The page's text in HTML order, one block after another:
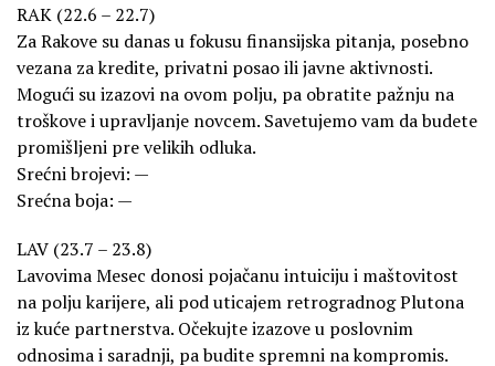
RAK (22.6 – 22.7)
Za Rakove su danas u fokusu finansijska pitanja, posebno
vezana za kredite, privatni posao ili javne aktivnosti.
Mogući su izazovi na ovom polju, pa obratite pažnju na
troškove i upravljanje novcem. Savetujemo vam da budete
promišljeni pre velikih odluka.
Srećni brojevi: —
Srećna boja: —
LAV (23.7 – 23.8)
Lavovima Mesec donosi pojačanu intuiciju i maštovitost
na polju karijere, ali pod uticajem retrogradnog Plutona
iz kuće partnerstva. Očekujte izazove u poslovnim
odnosima i saradnji, pa budite spremni na kompromis.